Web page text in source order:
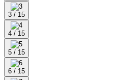
3 / 15
4 / 15
5 / 15
6 / 15